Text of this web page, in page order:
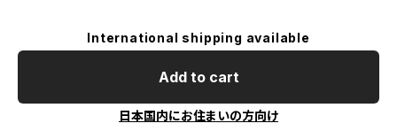
International shipping available
Add to cart
日本国内にお住まいの方向け